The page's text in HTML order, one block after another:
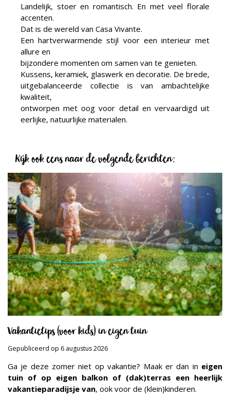
Landelijk, stoer en romantisch. En met veel florale
accenten.
Dat is de wereld van Casa Vivante.
Een hartverwarmende stijl voor een interieur met
allure en
bijzondere momenten om samen van te genieten.
Kussens, keramiek, glaswerk en decoratie. De brede,
uitgebalanceerde collectie is van ambachtelijke
kwaliteit,
ontworpen met oog voor detail en vervaardigd uit
eerlijke, natuurlijke materialen.
Kijk ook eens naar de volgende berichten:
Vakantietips (voor kids) in eigen tuin
Gepubliceerd op 6 augustus 2026
Ga je deze zomer niet op vakantie? Maak er dan in eigen
tuin of op eigen balkon of (dak)terras een heerlijk
vakantieparadijsje van, ook voor de (klein)kinderen.